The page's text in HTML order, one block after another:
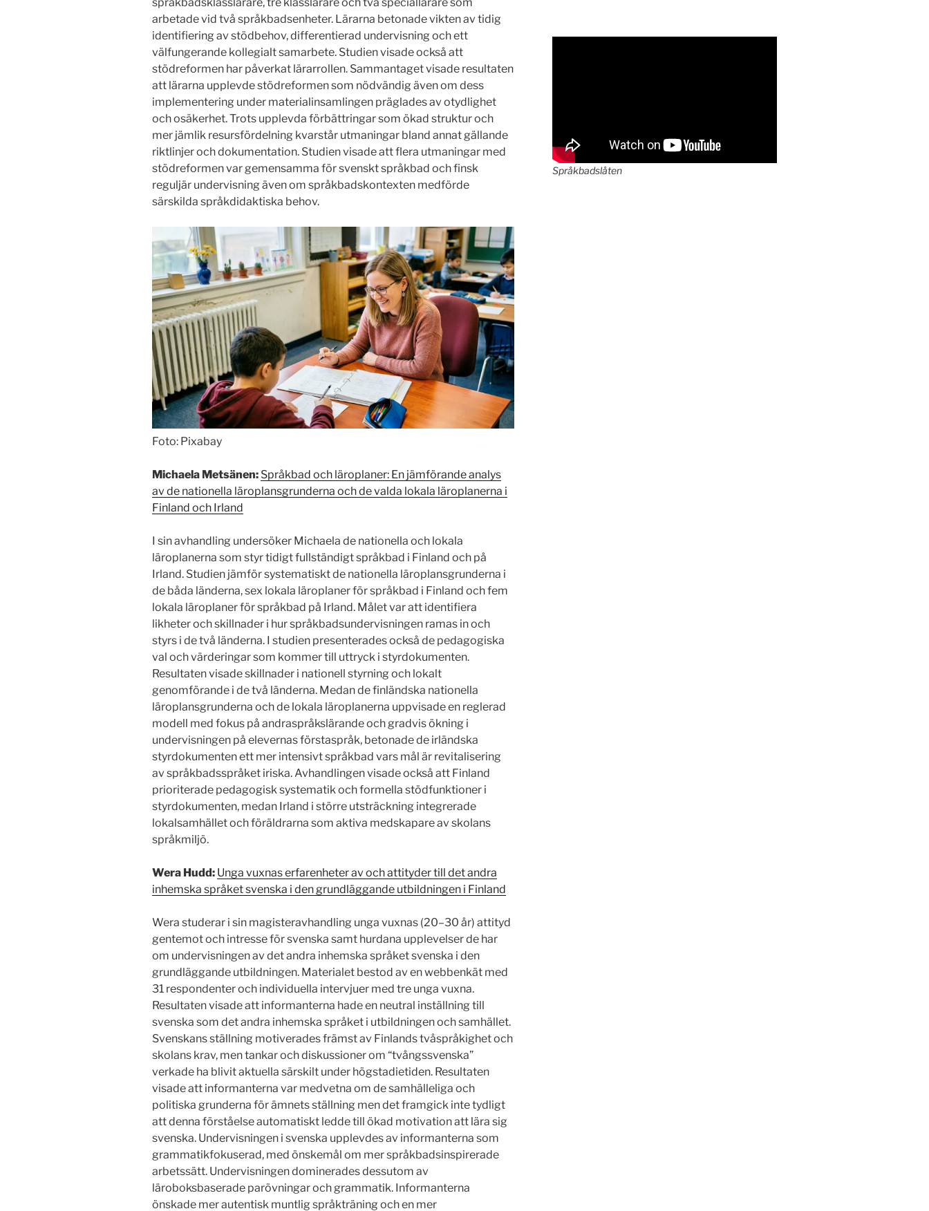
arbetade vid två språkbadsenheter. Lärarna betonade vikten av tidig
identifiering av stödbehov, differentierad undervisning och ett
välfungerande kollegialt samarbete. Studien visade också att
stödreformen har påverkat lärarrollen. Sammantaget visade resultaten
att lärarna upplevde stödreformen som nödvändig även om dess
implementering under materialinsamlingen präglades av otydlighet
och osäkerhet. Trots upplevda förbättringar som ökad struktur och
mer jämlik resursfördelning kvarstår utmaningar bland annat gällande
riktlinjer och dokumentation. Studien visade att flera utmaningar med
stödreformen var gemensamma för svenskt språkbad och finsk
reguljär undervisning även om språkbadskontexten medförde
särskilda språkdidaktiska behov.
Foto: Pixabay
Michaela Metsänen: Språkbad och läroplaner: En jämförande analys
av de nationella läroplansgrunderna och de valda lokala läroplanerna i
Finland och Irland
I sin avhandling undersöker Michaela de nationella och lokala
läroplanerna som styr tidigt fullständigt språkbad i Finland och på
Irland. Studien jämför systematiskt de nationella läroplansgrunderna i
de båda länderna, sex lokala läroplaner för språkbad i Finland och fem
lokala läroplaner för språkbad på Irland. Målet var att identifiera
likheter och skillnader i hur språkbadsundervisningen ramas in och
styrs i de två länderna. I studien presenterades också de pedagogiska
val och värderingar som kommer till uttryck i styrdokumenten.
Resultaten visade skillnader i nationell styrning och lokalt
genomförande i de två länderna. Medan de finländska nationella
läroplansgrunderna och de lokala läroplanerna uppvisade en reglerad
modell med fokus på andraspråkslärande och gradvis ökning i
undervisningen på elevernas förstaspråk, betonade de irländska
styrdokumenten ett mer intensivt språkbad vars mål är revitalisering
av språkbadsspråket iriska. Avhandlingen visade också att Finland
prioriterade pedagogisk systematik och formella stödfunktioner i
styrdokumenten, medan Irland i större utsträckning integrerade
lokalsamhället och föräldrarna som aktiva medskapare av skolans
språkmiljö.
Wera Hudd: Unga vuxnas erfarenheter av och attityder till det andra
inhemska språket svenska i den grundläggande utbildningen i Finland
Wera studerar i sin magisteravhandling unga vuxnas (20–30 år) attityd
gentemot och intresse för svenska samt hurdana upplevelser de har
om undervisningen av det andra inhemska språket svenska i den
grundläggande utbildningen. Materialet bestod av en webbenkät med
31 respondenter och individuella intervjuer med tre unga vuxna.
Resultaten visade att informanterna hade en neutral inställning till
svenska som det andra inhemska språket i utbildningen och samhället.
Svenskans ställning motiverades främst av Finlands tvåspråkighet och
skolans krav, men tankar och diskussioner om “tvångssvenska”
verkade ha blivit aktuella särskilt under högstadietiden. Resultaten
visade att informanterna var medvetna om de samhälleliga och
politiska grunderna för ämnets ställning men det framgick inte tydligt
att denna förståelse automatiskt ledde till ökad motivation att lära sig
svenska. Undervisningen i svenska upplevdes av informanterna som
grammatikfokuserad, med önskemål om mer språkbadsinspirerade
arbetssätt. Undervisningen dominerades dessutom av
läroboksbaserade parövningar och grammatik. Informanterna
önskade mer autentisk muntlig språkträning och en mer
Språkbadslåten